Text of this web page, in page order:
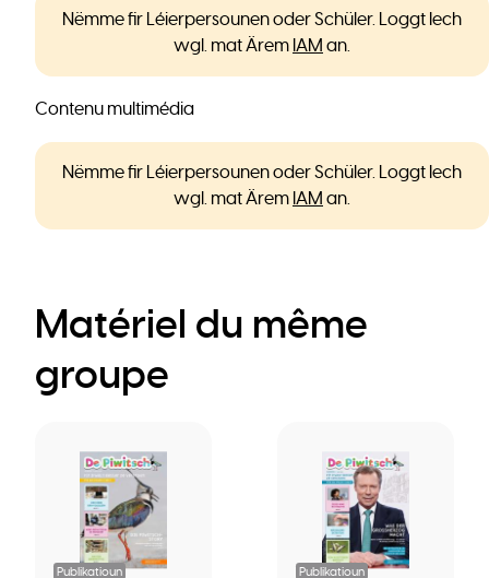
Nëmme fir Léierpersounen oder Schüler. Loggt Iech
wgl. mat Ärem IAM an.
Contenu multimédia
Nëmme fir Léierpersounen oder Schüler. Loggt Iech
wgl. mat Ärem IAM an.
Matériel du même
groupe
Publikatioun Publikatioun